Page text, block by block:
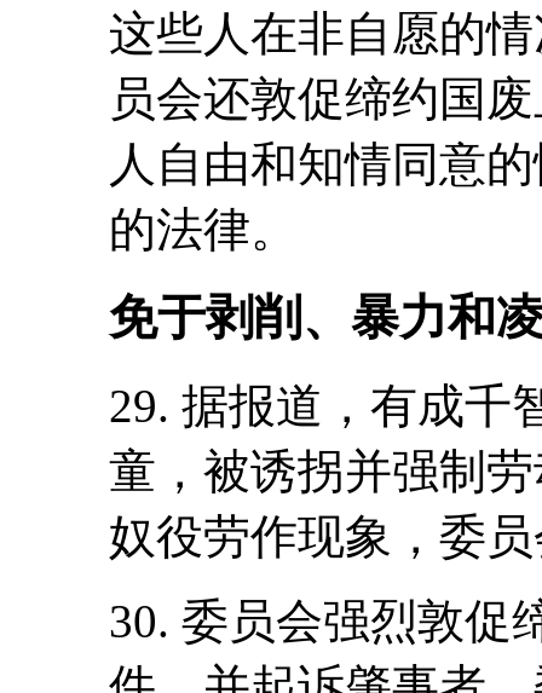
这些人在非自愿的
员会还敦促缔约国
人自由和知情同意
的法律。
免于剥削、暴力和
29. 据报道，有成千
童，被诱拐并强制
奴役劳作现象，委
30. 委员会强烈敦促